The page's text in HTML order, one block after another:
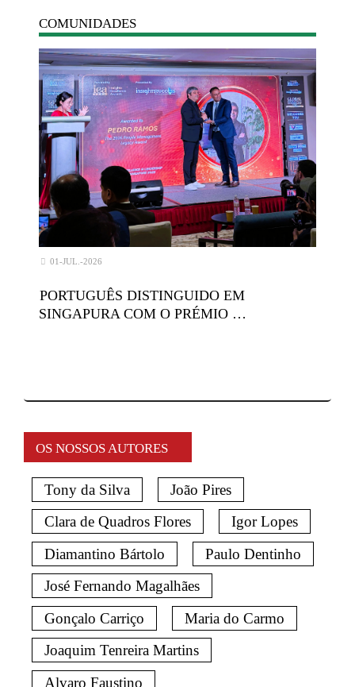
COMUNIDADES
01-JUL.-2026
PORTUGUÊS DISTINGUIDO EM
SINGAPURA COM O PRÉMIO …
OS NOSSOS AUTORES
Tony da Silva
João Pires
Clara de Quadros Flores
Igor Lopes
Diamantino Bártolo
Paulo Dentinho
José Fernando Magalhães
Gonçalo Carriço
Maria do Carmo
Joaquim Tenreira Martins
Alvaro Faustino